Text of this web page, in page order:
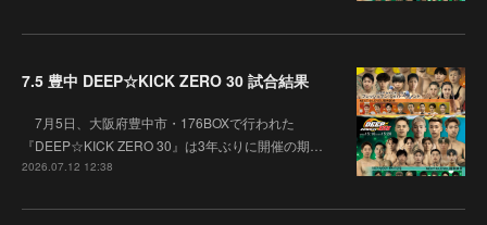
7.5 豊中 DEEP☆KICK ZERO 30 試合結果
7月5日、大阪府豊中市・176BOXで行われた
『DEEP☆KICK ZERO 30』は3年ぶりに開催の期…
2026.07.12 12:38